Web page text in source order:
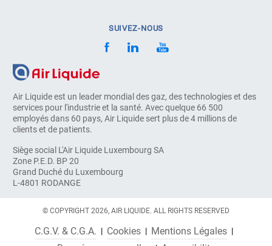
Air Liquide est un leader mondial des gaz, des technologies et des
services pour l'industrie et la santé. Avec quelque 66 500
employés dans 60 pays, Air Liquide sert plus de 4 millions de
clients et de patients.
Siège social L'Air Liquide Luxembourg SA
Zone P.E.D. BP 20
Grand Duché du Luxembourg
L-4801 RODANGE
SUIVEZ-NOUS
© COPYRIGHT 2026, AIR LIQUIDE. ALL RIGHTS RESERVED
C.G.V. & C.G.A. Cookies
Mentions Légales